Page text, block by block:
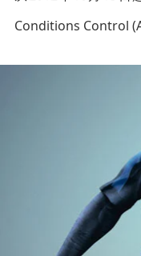
Conditions Control